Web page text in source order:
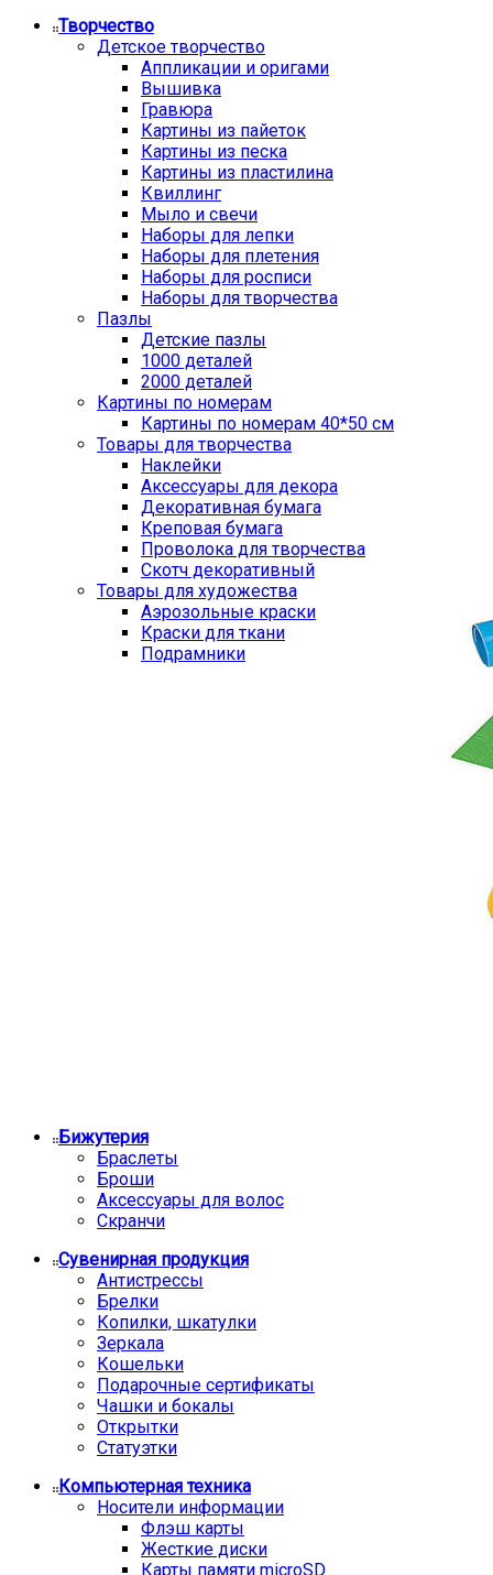
Творчество
Детское творчество
Аппликации и оригами
Вышивка
Гравюра
Картины из пайеток
Картины из песка
Картины из пластилина
Квиллинг
Мыло и свечи
Наборы для лепки
Наборы для плетения
Наборы для росписи
Наборы для творчества
Пазлы
Детские пазлы
1000 деталей
2000 деталей
Картины по номерам
Картины по номерам 40*50 см
Товары для творчества
Наклейки
Аксессуары для декора
Декоративная бумага
Креповая бумага
Проволока для творчества
Скотч декоративный
Товары для художества
Аэрозольные краски
Краски для ткани
Подрамники
Бижутерия
Браслеты
Броши
Аксессуары для волос
Скранчи
Сувенирная продукция
Антистрессы
Брелки
Копилки, шкатулки
Зеркала
Кошельки
Подарочные сертификаты
Чашки и бокалы
Открытки
Статуэтки
Компьютерная техника
Носители информации
Флэш карты
Жесткие диски
Карты памяти microSD